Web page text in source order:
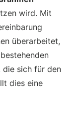
wird. Mit
überarbeitet,
die sich für den
dies eine